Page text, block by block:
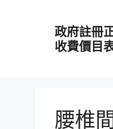
政府註冊
收費價目
腰椎